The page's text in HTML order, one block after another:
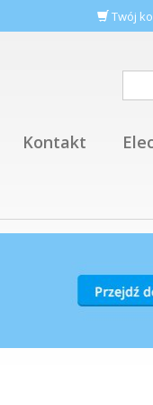
Twój
Kontakt